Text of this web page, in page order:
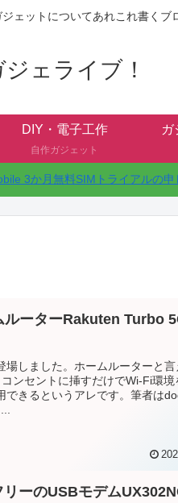
ェットについてあれこれ書くブ
ジェライブ！
DIY・電子工作
自作ガジェット
ガ
3か月無料SIMトライアルの申
ルーターRakuten Turbo
場しました。ホームルーターと言
ンセントに挿すだけでWi-Fi環境
できるというアレです。筆者は
ーのUSBモデム